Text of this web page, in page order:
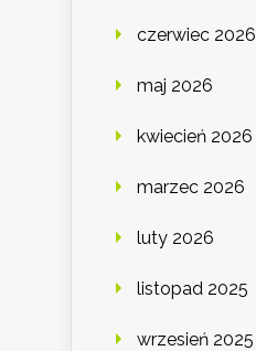
czerwiec 2026
maj 2026
kwiecień 2026
marzec 2026
luty 2026
listopad 2025
wrzesień 2025